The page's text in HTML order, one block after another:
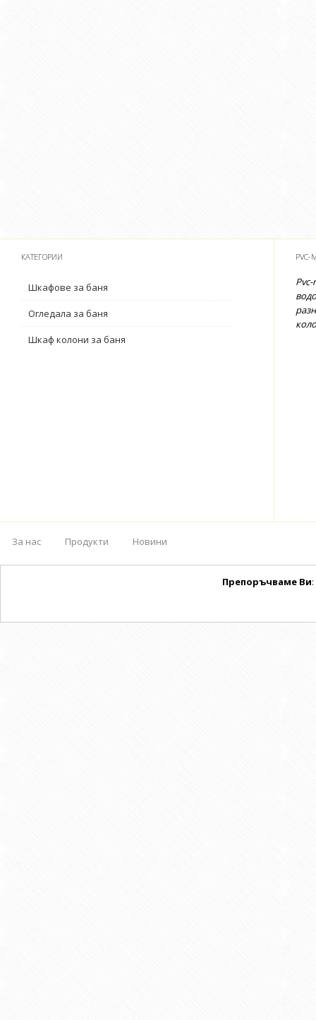
КАТЕГОРИИ
Шкафове за баня
Огледала за баня
Шкаф колони за баня
PVC-
За нас Продукти Новини
Препоръчваме Ви: